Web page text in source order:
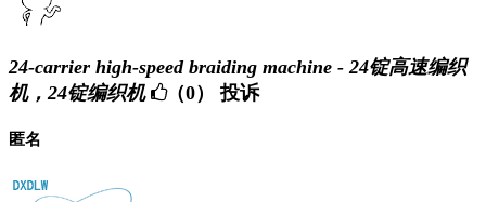
24-carrier high-speed braiding machine - 24锭高速编织
机，24锭编织机
（0） 投诉
匿名